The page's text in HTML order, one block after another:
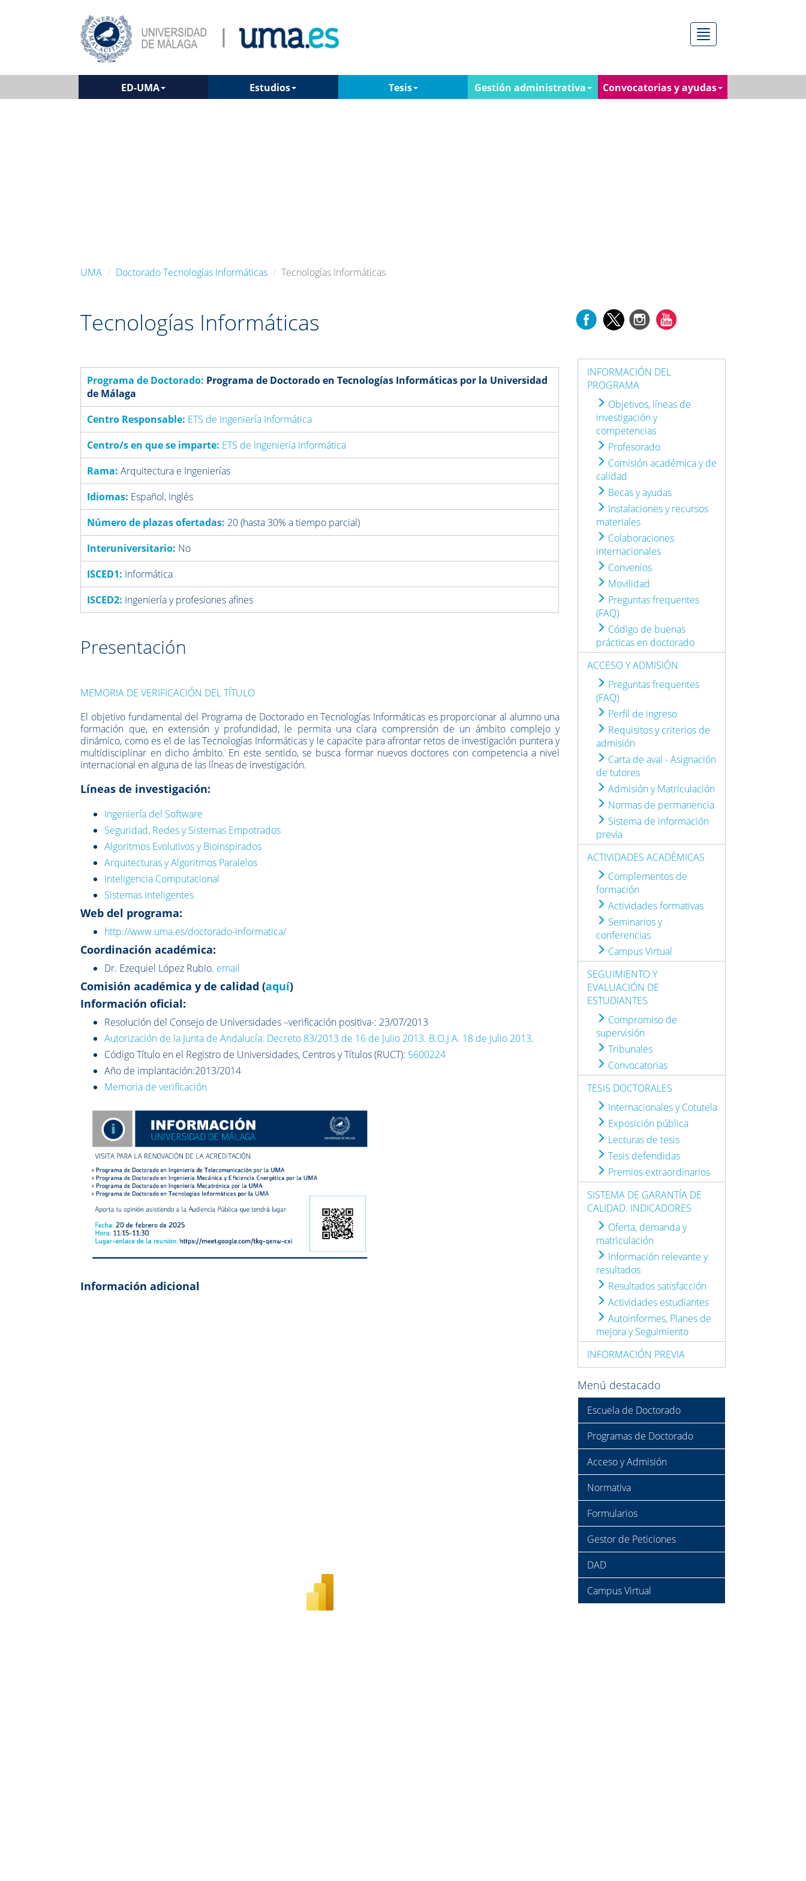
Menú
ED-UMA Estudios Tesis Gestión administrativa Convocatorias y ayudas
UMA Doctorado Tecnologías Informáticas Tecnologías Informáticas
Tecnologías Informáticas
Programa de Doctorado: Programa de Doctorado en Tecnologías Informáticas por la Universidad
de Málaga
Centro Responsable: ETS de Ingeniería Informática
Centro/s en que se imparte: ETS de Ingeniería Informática
Rama:Arquitectura e Ingenierías
Idiomas: Español, Inglés
Número de plazas ofertadas: 20 (hasta 30% a tiempo parcial)
Interuniversitario: No
ISCED1: Informática
ISCED2: Ingeniería y profesiones afines
Presentación
MEMORIA DE VERIFICACIÓN DEL TÍTULO
El objetivo fundamental del Programa de Doctorado en Tecnologías Informáticas es proporcionar al alumno una
formación que, en extensión y profundidad, le permita una clara comprensión de un ámbito complejo y
dinámico, como es el de las Tecnologías Informáticas y le capacite para afrontar retos de investigación puntera y
multidisciplinar en dicho ámbito. En este sentido, se busca formar nuevos doctores con competencia a nivel
internacional en alguna de las líneas de investigación.
Líneas de investigación:
Ingeniería del Software
Seguridad, Redes y Sistemas Empotrados
Algoritmos Evolutivos y Bioinspirados
Arquitecturas y Algoritmos Paralelos
Inteligencia Computacional
Sistemas Inteligentes
Web del programa:
http://www.uma.es/doctorado-informatica/
Coordinación académica:
Dr. Ezequiel López Rubio. email
Comisión académica y de calidad (aquí)
Información oficial:
Resolución del Consejo de Universidades –verificación positiva-: 23/07/2013
Autorización de la Junta de Andalucía: Decreto 83/2013 de 16 de Julio 2013. B.O.J.A. 18 de Julio 2013.
Código Título en el Registro de Universidades, Centros y Títulos (RUCT): 5600224
Año de implantación:2013/2014
Memoria de verificación
Información adicional
INFORMACIÓN DEL
PROGRAMA
Objetivos, líneas de
investigación y
competencias
Profesorado
Comisión académica y de
calidad
Becas y ayudas
Instalaciones y recursos
materiales
Colaboraciones
internacionales
Convenios
Movilidad
Preguntas frequentes
(FAQ)
Código de buenas
prácticas en doctorado
ACCESO Y ADMISIÓN
Preguntas frequentes
(FAQ)
Perfil de ingreso
Requisitos y criterios de
admisión
Carta de aval - Asignación
de tutores
Admisión y Matriculación
Normas de permanencia
Sistema de información
previa
ACTIVIDADES ACADÉMICAS
Complementos de
formación
Actividades formativas
Seminarios y
conferencias
Campus Virtual
SEGUIMIENTO Y
EVALUACIÓN DE
ESTUDIANTES
Compromiso de
supervisión
Tribunales
Convocatorias
TESIS DOCTORALES
Internacionales y Cotutela
Exposición pública
Lecturas de tesis
Tesis defendidas
Premios extraordinarios
SISTEMA DE GARANTÍA DE
CALIDAD. INDICADORES
Oferta, demanda y
matriculación
Información relevante y
resultados
Resultados satisfacción
Actividades estudiantes
Autoinformes, Planes de
mejora y Seguimiento
INFORMACIÓN PREVIA
Menú destacado
Escuela de Doctorado
Programas de Doctorado
Acceso y Admisión
Normativa
Formularios
Gestor de Peticiones
DAD
Campus Virtual